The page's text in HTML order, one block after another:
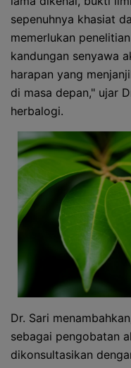
sepenuhnya khasiat
memerlukan
kandungan senyawa
harapan yang
di masa depan," ujar
herbalogi.
Dr. Sari
sebagai pengobatan
dikonsultasikan